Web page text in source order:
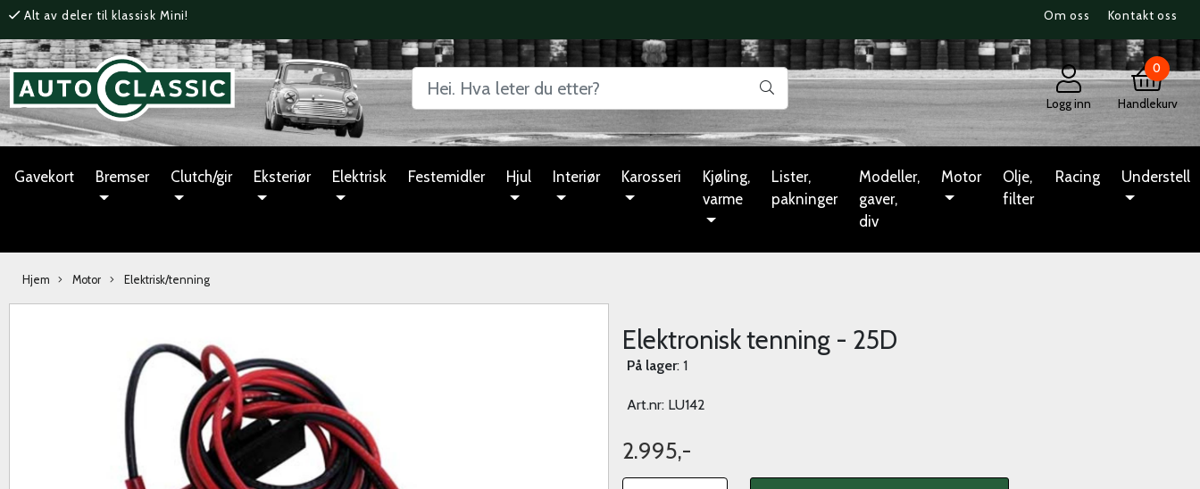
Alt av deler til klassisk Mini! Om oss Kontakt oss
Logg inn
0
Handlekurv
Gavekort Bremser Clutch/gir Eksteriør Elektrisk Festemidler Hjul Interiør Karosseri
Kjøling,
varme
Lister,
pakninger
Modeller,
gaver,
div
Motor
Olje,
filter
Racing Understell
Hjem Motor Elektrisk/tenning
Elektronisk tenning - 25D
På lager: 1
Art.nr: LU142
2.995,-